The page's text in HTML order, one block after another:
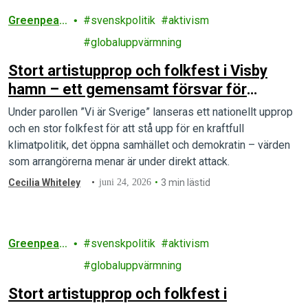
Greenpeac
svenskpolitik
aktivism
globaluppvärmning
Stort artistupprop och folkfest i Visby
hamn – ett gemensamt försvar för
demokratin och klimatet
Under parollen ”Vi är Sverige” lanseras ett nationellt upprop
och en stor folkfest för att stå upp för en kraftfull
klimatpolitik, det öppna samhället och demokratin – värden
som arrangörerna menar är under direkt attack.
Cecilia Whiteley juni 24, 2026 3 min lästid
Greenpeac
svenskpolitik
aktivism
globaluppvärmning
Stort artistupprop och folkfest i